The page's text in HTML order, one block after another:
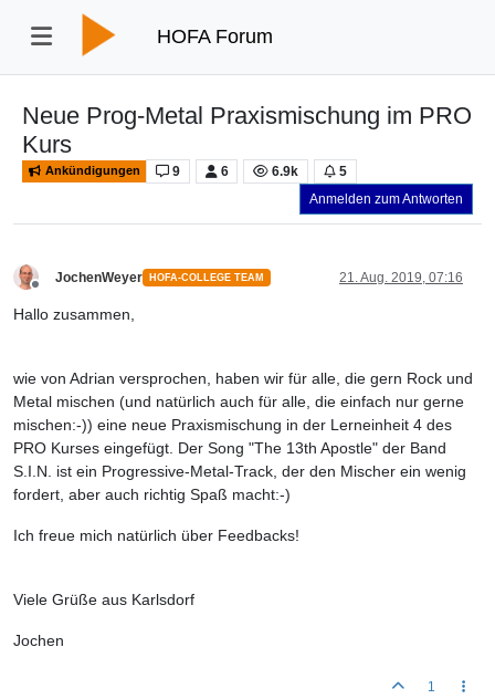
HOFA Forum
Neue Prog-Metal Praxismischung im PRO
Kurs
Ankündigungen 9 6 6.9k
5
Anmelden zum Antworten
JochenWeyer HOFA-COLLEGE TEAM 21. Aug. 2019, 07:16
Hallo zusammen,
wie von Adrian versprochen, haben wir für alle, die gern Rock und
Metal mischen (und natürlich auch für alle, die einfach nur gerne
mischen:-)) eine neue Praxismischung in der Lerneinheit 4 des
PRO Kurses eingefügt. Der Song "The 13th Apostle" der Band
S.I.N. ist ein Progressive-Metal-Track, der den Mischer ein wenig
fordert, aber auch richtig Spaß macht:-)
Ich freue mich natürlich über Feedbacks!
Viele Grüße aus Karlsdorf
Jochen
1